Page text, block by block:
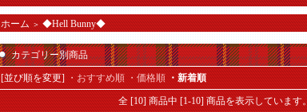
ホーム ＞ ◆Hell Bunny◆
カテゴリー別商品
[並び順を変更] ・おすすめ順 ・価格順 ・新着順
全 [10] 商品中 [1-10] 商品を表示しています。